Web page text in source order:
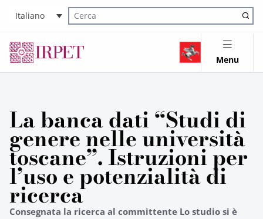
Italiano
Cerca nel sito
Menu
La banca dati “Studi di
genere nelle università
toscane”. Istruzioni per
l’uso e potenzialità di
ricerca
Consegnata la ricerca al committente Lo studio si è